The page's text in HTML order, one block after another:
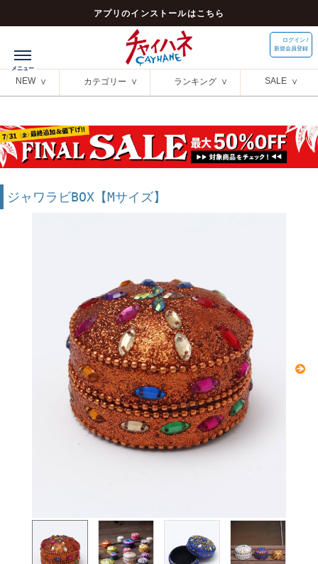
アプリのインストールはこちら
ログイン /
新規会員登録
NEW カテゴリー ランキング SALE
ジャワラビBOX【Mサイズ】